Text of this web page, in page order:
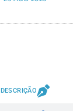
DESCRIÇÃO